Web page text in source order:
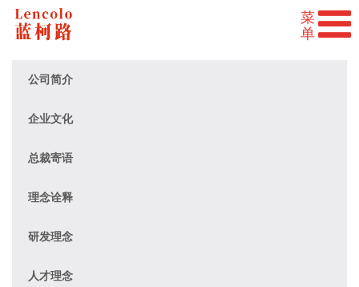
公司简介
企业文化
总裁寄语
理念诠释
研发理念
人才理念